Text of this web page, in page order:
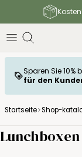
Sparen Sie 10%
für den
Startseite Shop-